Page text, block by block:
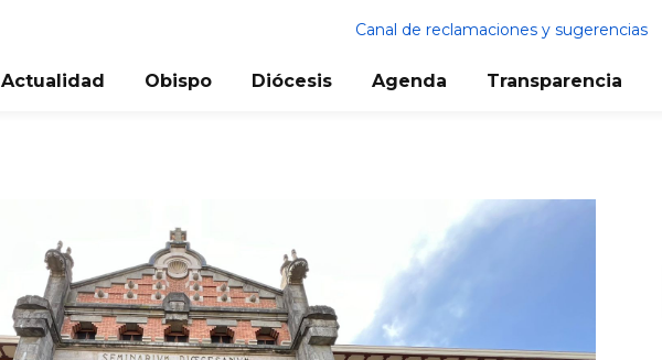
Canal de reclamaciones y sugerencias
Actualidad Obispo Diócesis Agenda Transparencia